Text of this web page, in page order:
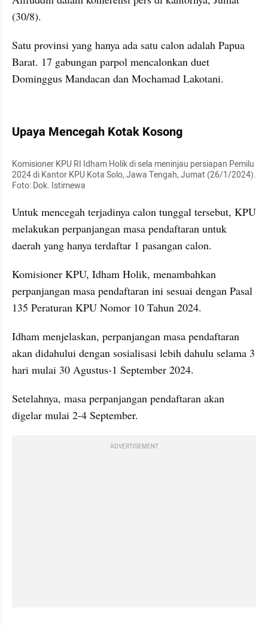
(30/8).
Satu provinsi yang hanya ada satu calon adalah Papua
Barat. 17 gabungan parpol mencalonkan duet
Dominggus Mandacan dan Mochamad Lakotani.
Upaya Mencegah Kotak Kosong
Komisioner KPU RI Idham Holik di sela meninjau persiapan Pemilu
2024 di Kantor KPU Kota Solo, Jawa Tengah, Jumat (26/1/2024).
Foto: Dok. Istimewa
Untuk mencegah terjadinya calon tunggal tersebut, KPU
melakukan perpanjangan masa pendaftaran untuk
daerah yang hanya terdaftar 1 pasangan calon.
Komisioner KPU, Idham Holik, menambahkan
perpanjangan masa pendaftaran ini sesuai dengan Pasal
135 Peraturan KPU Nomor 10 Tahun 2024.
Idham menjelaskan, perpanjangan masa pendaftaran
akan didahului dengan sosialisasi lebih dahulu selama 3
hari mulai 30 Agustus-1 September 2024.
Setelahnya, masa perpanjangan pendaftaran akan
digelar mulai 2-4 September.
ADVERTISEMENT